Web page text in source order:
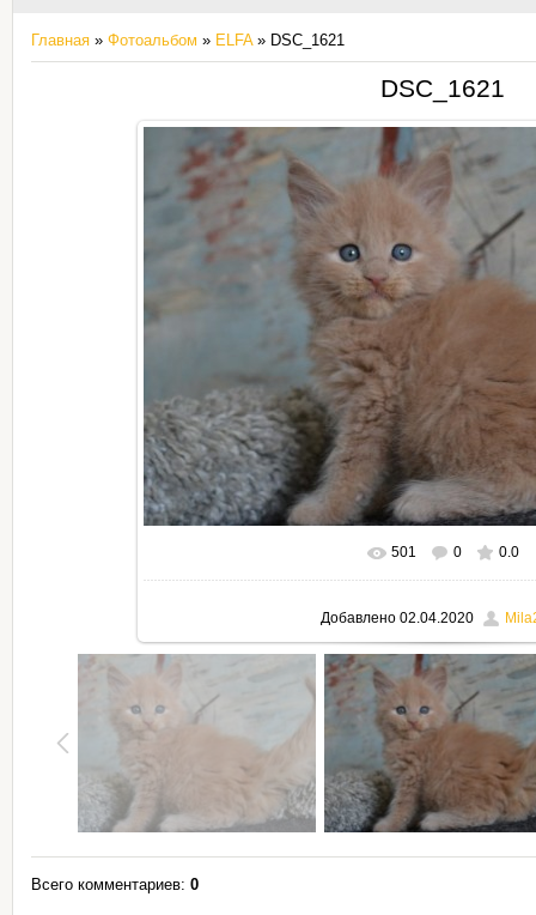
Главная » Фотоальбом » ELFA» DSC_1621
DSC_1621
В реальном размере 795x530
501 0 0.0
Добавлено02.04.2020
Всего комментариев: 0